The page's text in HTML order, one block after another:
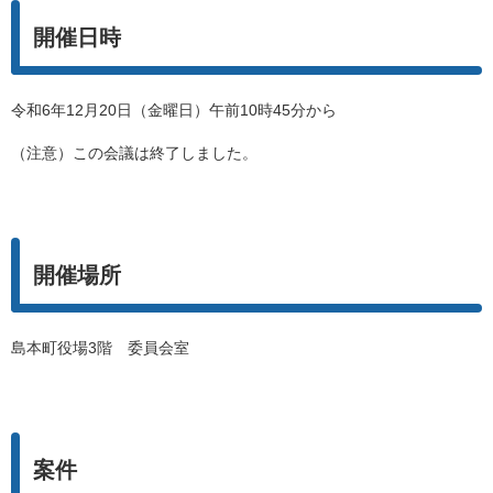
開催日時
令和6年12月20日（金曜日）午前10時45分から
（注意）この会議は終了しました。
開催場所
島本町役場3階 委員会室
案件